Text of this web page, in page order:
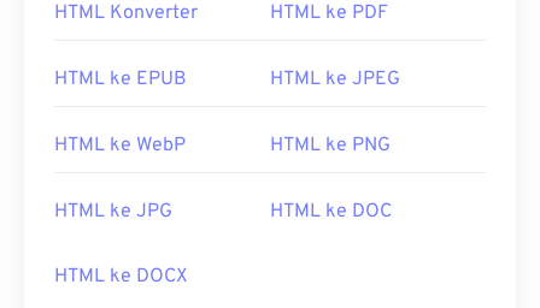
HTML Konverter HTML ke PDF
HTML ke EPUB HTML ke JPEG
HTML ke WebP HTML ke PNG
HTML ke JPG HTML ke DOC
HTML ke DOCX